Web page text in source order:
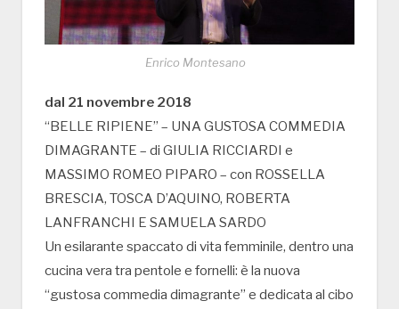
Enrico Montesano
dal 21 novembre 2018
“BELLE RIPIENE” – UNA GUSTOSA COMMEDIA
DIMAGRANTE – di GIULIA RICCIARDI e
MASSIMO ROMEO PIPARO – con ROSSELLA
BRESCIA, TOSCA D’AQUINO, ROBERTA
LANFRANCHI E SAMUELA SARDO
Un esilarante spaccato di vita femminile, dentro una
cucina vera tra pentole e fornelli: è la nuova
“gustosa commedia dimagrante” e dedicata al cibo